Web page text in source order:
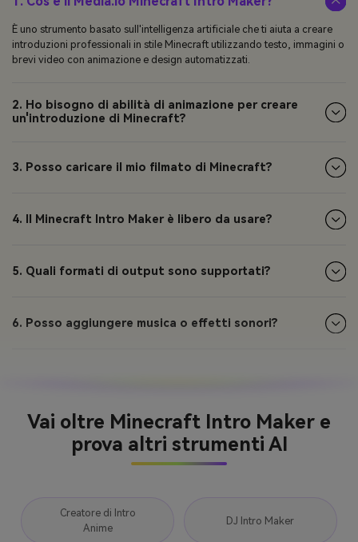
È uno strumento basato sull'intelligenza artificiale che ti aiuta a creare
introduzioni professionali in stile Minecraft utilizzando testo, immagini o
brevi video con animazione e design automatizzati.
2. Ho bisogno di abilità di animazione per creare
un'introduzione di Minecraft?
3. Posso caricare il mio filmato di Minecraft?
4. Il Minecraft Intro Maker è libero da usare?
5. Quali formati di output sono supportati?
6. Posso aggiungere musica o effetti sonori?
Vai oltre Minecraft Intro Maker e
prova altri strumenti AI
Creatore di Intro
Anime
DJ Intro Maker